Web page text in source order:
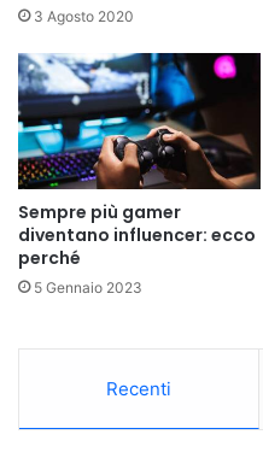
3 Agosto 2020
Sempre più gamer
diventano influencer: ecco
perché
5 Gennaio 2023
Recenti